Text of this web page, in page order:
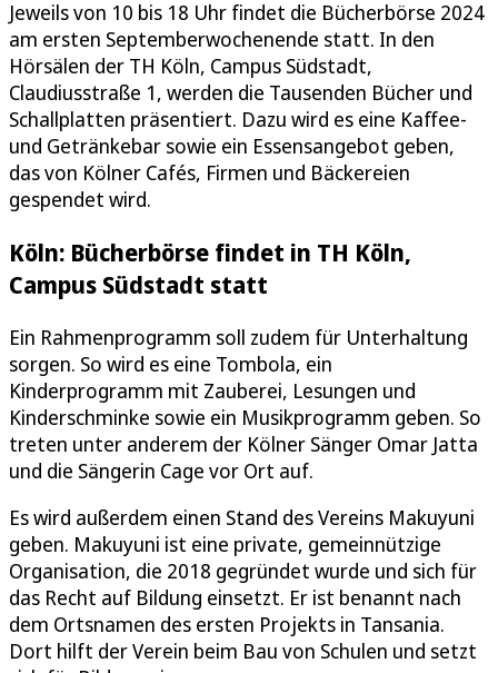
Jeweils von 10 bis 18 Uhr findet die Bücherbörse 2024
am ersten Septemberwochenende statt. In den
Hörsälen der TH Köln, Campus Südstadt,
Claudiusstraße 1, werden die Tausenden Bücher und
Schallplatten präsentiert. Dazu wird es eine Kaffee-
und Getränkebar sowie ein Essensangebot geben,
das von Kölner Cafés, Firmen und Bäckereien
gespendet wird.
Köln: Bücherbörse findet in TH Köln,
Campus Südstadt statt
Ein Rahmenprogramm soll zudem für Unterhaltung
sorgen. So wird es eine Tombola, ein
Kinderprogramm mit Zauberei, Lesungen und
Kinderschminke sowie ein Musikprogramm geben. So
treten unter anderem der Kölner Sänger Omar Jatta
und die Sängerin Cage vor Ort auf.
Es wird außerdem einen Stand des Vereins Makuyuni
geben. Makuyuni ist eine private, gemeinnützige
Organisation, die 2018 gegründet wurde und sich für
das Recht auf Bildung einsetzt. Er ist benannt nach
dem Ortsnamen des ersten Projekts in Tansania.
Dort hilft der Verein beim Bau von Schulen und setzt